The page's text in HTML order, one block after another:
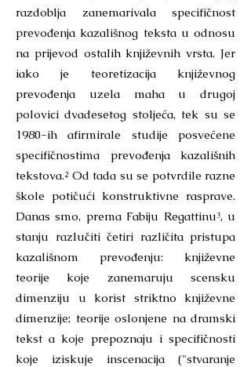
razdoblja zanemarivala specifičnost
prevođenja kazališnog teksta u odnosu
na prijevod ostalih književnih vrsta. Jer
iako je teoretizacija književnog
prevođenja uzela maha u drugoj
polovici dvadesetog stoljeća, tek su se
1980-ih afirmirale studije posvećene
specifičnostima prevođenja kazališnih
tekstova.² Od tada su se potvrdile razne
škole potičući konstruktivne rasprave.
Danas smo, prema Fabiju Regattinu³, u
stanju razlučiti četiri različita pristupa
kazališnom prevođenju: književne
teorije koje zanemaruju scensku
dimenziju u korist striktno književne
dimenzije; teorije oslonjene na dramski
tekst a koje prepoznaju i specifičnosti
koje iziskuje inscenacija ("stvaranje